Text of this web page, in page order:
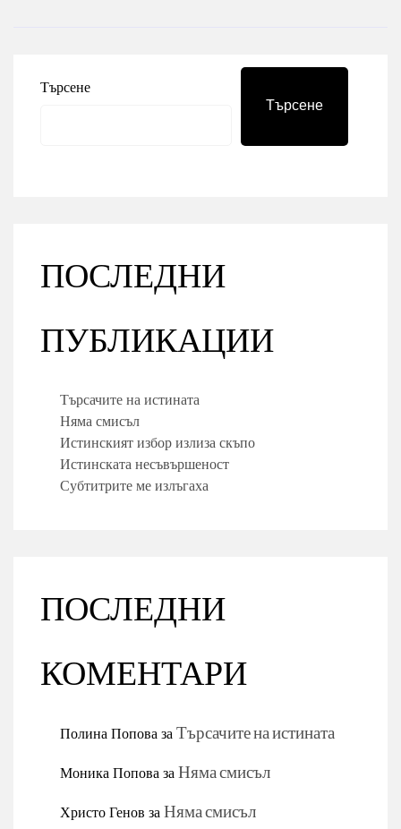
Търсене
Търсене
ПОСЛЕДНИ
ПУБЛИКАЦИИ
Търсачите на истината
Няма смисъл
Истинският избор излиза скъпо
Истинската несъвършеност
Субтитрите ме излъгаха
ПОСЛЕДНИ
КОМЕНТАРИ
Полина ПоповазаТърсачите на истината
Моника ПоповазаНяма смисъл
Христо ГеновзаНяма смисъл